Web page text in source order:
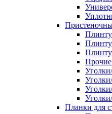
Прочие
Планки для